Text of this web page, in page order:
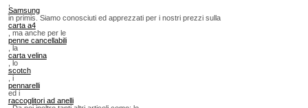
Samsung
in primis. Siamo conosciuti ed apprezzati per i nostri prezzi sulla
carta a4
, ma anche per le
penne cancellabili
, la
carta velina
, lo
scotch
, i
pennarelli
ed i
raccoglitori ad anelli